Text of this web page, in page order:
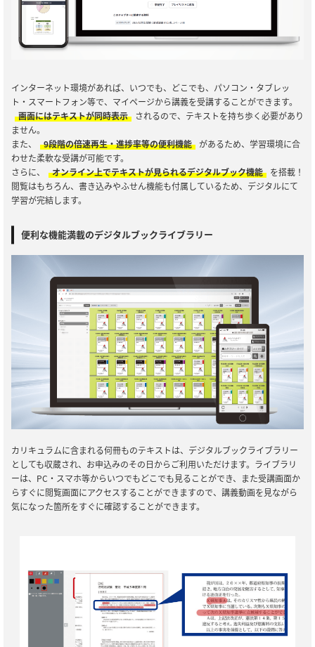
インターネット環境があれば、いつでも、どこでも、パソコン・タブレッ
ト・スマートフォン等で、マイページから講義を受講することができます。
画面にはテキストが同時表示
されるので、テキストを持ち歩く必要があり
ません。
また、
9段階の倍速再生・進捗率等の便利機能 があるため、学習環境に合
わせた柔軟な受講が可能です。
さらに、
オンライン上でテキストが見られるデジタルブック機能
を搭載！
閲覧はもちろん、書き込みやふせん機能も付属しているため、デジタルにて
学習が完結します。
便利な機能満載のデジタルブックライブラリー
カリキュラムに含まれる何冊ものテキストは、デジタルブックライブラリー
としても収蔵され、お申込みのその日からご利用いただけます。ライブラリ
ーは、PC・スマホ等からいつでもどこでも見ることができ、また受講画面か
らすぐに閲覧画面にアクセスすることができますので、講義動画を見ながら
気になった箇所をすぐに確認することができます。